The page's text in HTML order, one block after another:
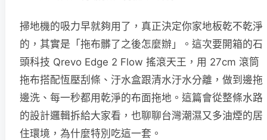
掃地機的吸力早就夠用了，真正決定你家地板乾不乾淨
的，其實是「拖布髒了之後怎麼辦」。這次要開箱的石
頭科技 Qrevo Edge 2 Flow 搖滾天王，用 27cm 滾筒
拖布搭配恆壓刮條、汙水盒跟清水汙水分離，做到邊拖
邊洗、每一秒都用乾淨的布面拖地。這篇會從整條水路
的設計邏輯拆給大家看，也聊聊台灣潮濕又多油煙的居
住環境，為什麼特別吃這一套。